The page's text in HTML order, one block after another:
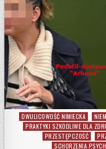
Posted in
DWULICOWOŚĆ NIMIECKA
PRAKTYKI SZKODLIWE DLA
PRZESTĘPCZOŚĆ
SCHORZENIA